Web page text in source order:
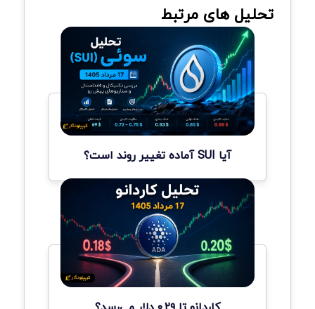
تحلیل های مرتبط
آیا SUI آماده تغییر روند است؟